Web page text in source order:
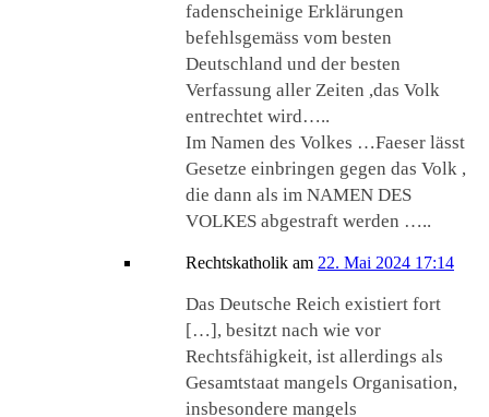
fadenscheinige Erklärungen
befehlsgemäss vom besten
Deutschland und der besten
Verfassung aller Zeiten ,das Volk
entrechtet wird…..
Im Namen des Volkes …Faeser lässt
Gesetze einbringen gegen das Volk ,
die dann als im NAMEN DES
VOLKES abgestraft werden …..
Rechtskatholik am 22. Mai 2024 17:14
Das Deutsche Reich existiert fort
[…], besitzt nach wie vor
Rechtsfähigkeit, ist allerdings als
Gesamtstaat mangels Organisation,
insbesondere mangels